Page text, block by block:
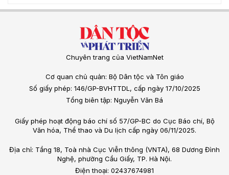
Chuyên trang của VietNamNet
Cơ quan chủ quản: Bộ Dân tộc và Tôn giáo
Số giấy phép: 146/GP-BVHTTDL, cấp ngày 17/10/2025
Tổng biên tập: Nguyễn Văn Bá
Giấy phép hoạt động báo chí số 57/GP-BC do Cục Báo chí, Bộ
Văn hóa, Thể thao và Du lịch cấp ngày 06/11/2025.
Địa chỉ: Tầng 18, Toà nhà Cục Viễn thông (VNTA), 68 Dương Đình
Nghệ, phường Cầu Giấy, TP. Hà Nội.
Điện thoại: 02437674981